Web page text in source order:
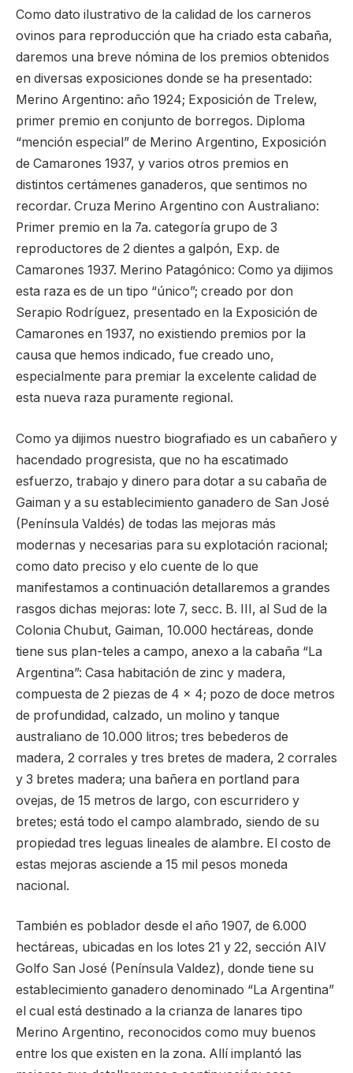
Como dato ilustrativo de la calidad de los carneros
ovinos para reproducción que ha criado esta cabaña,
daremos una breve nómina de los premios obtenidos
en diversas exposiciones donde se ha presentado:
Merino Argentino: año 1924; Exposición de Trelew,
primer premio en conjunto de borregos. Diploma
“mención especial” de Merino Argentino, Exposición
de Camarones 1937, y varios otros premios en
distintos certámenes ganaderos, que sentimos no
recordar. Cruza Merino Argentino con Australiano:
Primer premio en la 7a. categoría grupo de 3
reproductores de 2 dientes a galpón, Exp. de
Camarones 1937. Merino Patagónico: Como ya dijimos
esta raza es de un tipo “único”; creado por don
Serapio Rodríguez, presentado en la Exposición de
Camarones en 1937, no existiendo premios por la
causa que hemos indicado, fue creado uno,
especialmente para premiar la excelente calidad de
esta nueva raza puramente regional.
Como ya dijimos nuestro biografiado es un cabañero y
hacendado progresista, que no ha escatimado
esfuerzo, trabajo y dinero para dotar a su cabaña de
Gaiman y a su establecimiento ganadero de San José
(Península Valdés) de todas las mejoras más
modernas y necesarias para su explotación racional;
como dato preciso y elo cuente de lo que
manifestamos a continuación detallaremos a grandes
rasgos dichas mejoras: lote 7, secc. B. III, al Sud de la
Colonia Chubut, Gaiman, 10.000 hectáreas, donde
tiene sus plan-teles a campo, anexo a la cabaña “La
Argentina”: Casa habitación de zinc y madera,
compuesta de 2 piezas de 4 x 4; pozo de doce metros
de profundidad, calzado, un molino y tanque
australiano de 10.000 litros; tres bebederos de
madera, 2 corrales y tres bretes de madera, 2 corrales
y 3 bretes madera; una bañera en portland para
ovejas, de 15 metros de largo, con escurridero y
bretes; está todo el campo alambrado, siendo de su
propiedad tres leguas lineales de alambre. El costo de
estas mejoras asciende a 15 mil pesos moneda
nacional.
También es poblador desde el año 1907, de 6.000
hectáreas, ubicadas en los lotes 21 y 22, sección AIV
Golfo San José (Península Valdez), donde tiene su
establecimiento ganadero denominado “La Argentina”
el cual está destinado a la crianza de lanares tipo
Merino Argentino, reconocidos como muy buenos
entre los que existen en la zona. Allí implantó las